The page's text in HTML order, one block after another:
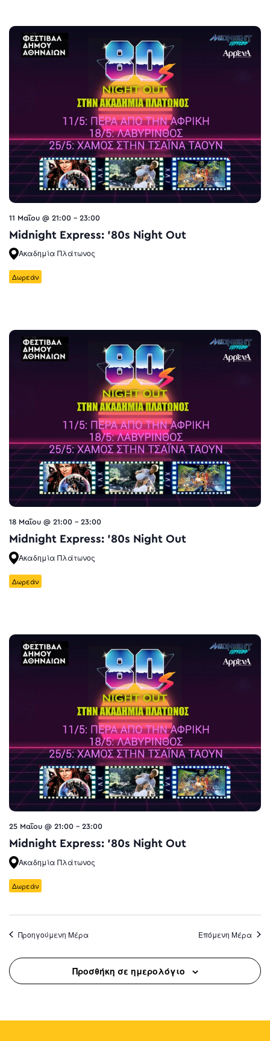
11 Μαΐου @ 21:00 - 23:00
Midnight Express: ’80s Night Out
Ακαδημία Πλάτωνος
Δωρεάν
18 Μαΐου @ 21:00 - 23:00
Midnight Express: ’80s Night Out
Ακαδημία Πλάτωνος
Δωρεάν
25 Μαΐου @ 21:00 - 23:00
Midnight Express: ’80s Night Out
Ακαδημία Πλάτωνος
Δωρεάν
Προηγούμενη Μέρα Επόμενη Μέρα
Προσθήκη σε ημερολόγιο